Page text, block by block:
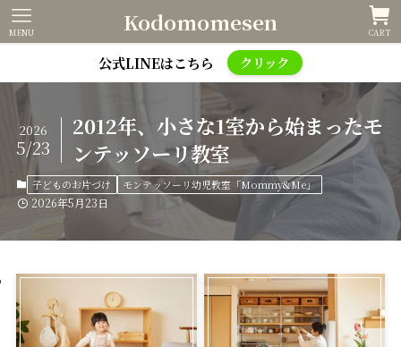
Kodomomesen CART
MENU
公式LINEはこちら クリック
2012年、小さな1室から始まったモ
ンテッソーリ教室
2026
5/23
子どものお片づけ モンテッソーリ幼児教室「Mommy&Me」
2026年5月23日